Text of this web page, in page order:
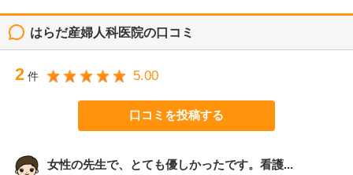
はらだ産婦人科医院の口コミ
2 件 5.00
口コミを投稿する
女性の先生で、とても優しかったです。看護...